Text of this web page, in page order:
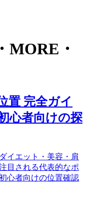
MORE・
置 完全ガイ
心者向けの探
イエット・美容・肩
目される代表的なポ
心者向けの位置確認